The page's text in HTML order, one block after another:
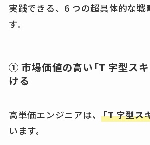
実践できる、6 つの超具体的な戦
す。
① 市場価値の高い「T 字型スキ
ける
高単価エンジニアは、「T 字型ス
います。